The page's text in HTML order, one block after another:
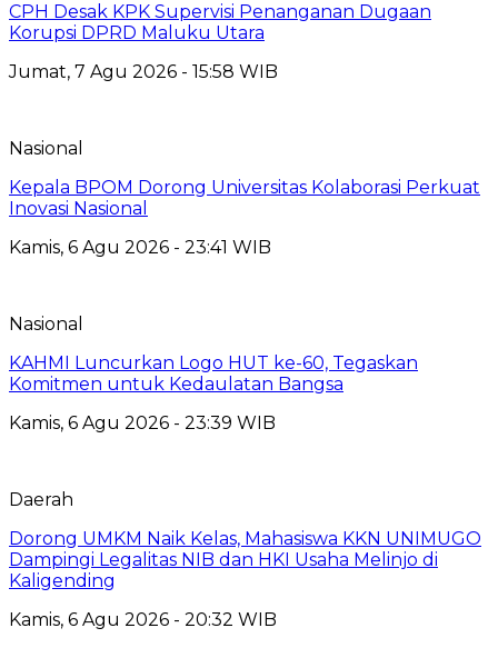
CPH Desak KPK Supervisi Penanganan Dugaan
Korupsi DPRD Maluku Utara
Jumat, 7 Agu 2026 - 15:58 WIB
Nasional
Kepala BPOM Dorong Universitas Kolaborasi Perkuat
Inovasi Nasional
Kamis, 6 Agu 2026 - 23:41 WIB
Nasional
KAHMI Luncurkan Logo HUT ke-60, Tegaskan
Komitmen untuk Kedaulatan Bangsa
Kamis, 6 Agu 2026 - 23:39 WIB
Daerah
Dorong UMKM Naik Kelas, Mahasiswa KKN UNIMUGO
Dampingi Legalitas NIB dan HKI Usaha Melinjo di
Kaligending
Kamis, 6 Agu 2026 - 20:32 WIB